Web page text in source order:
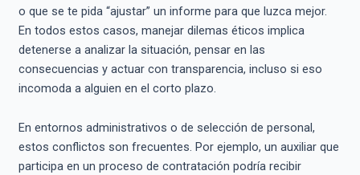
o que se te pida “ajustar” un informe para que luzca mejor.
En todos estos casos, manejar dilemas éticos implica
detenerse a analizar la situación, pensar en las
consecuencias y actuar con transparencia, incluso si eso
incomoda a alguien en el corto plazo.
En entornos administrativos o de selección de personal,
estos conflictos son frecuentes. Por ejemplo, un auxiliar que
participa en un proceso de contratación podría recibir